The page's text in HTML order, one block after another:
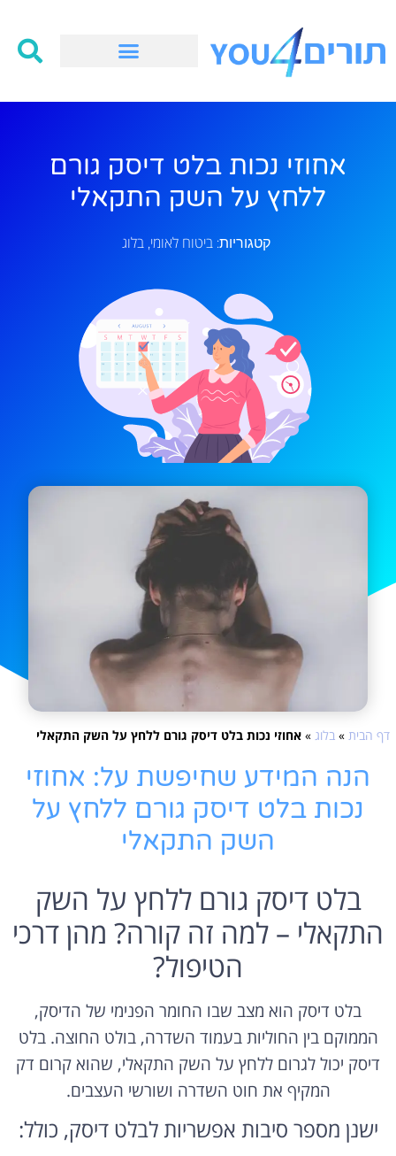
אחוזי נכות בלט דיסק גורם
ללחץ על השק התקאלי
קטגוריות: ביטוח לאומי,בלוג
דף הבית » בלוג » אחוזי נכות בלט דיסק גורם ללחץ על השק התקאלי
הנה המידע שחיפשת על: אחוזי
נכות בלט דיסק גורם ללחץ על
השק התקאלי
בלט דיסק גורם ללחץ על השק
התקאלי – למה זה קורה? מהן דרכי
הטיפול?
בלט דיסק הוא מצב שבו החומר הפנימי של הדיסק,
הממוקם בין החוליות בעמוד השדרה, בולט החוצה. בלט
דיסק יכול לגרום ללחץ על השק התקאלי, שהוא קרום דק
המקיף את חוט השדרה ושורשי העצבים.
ישנן מספר סיבות אפשריות לבלט דיסק, כולל: